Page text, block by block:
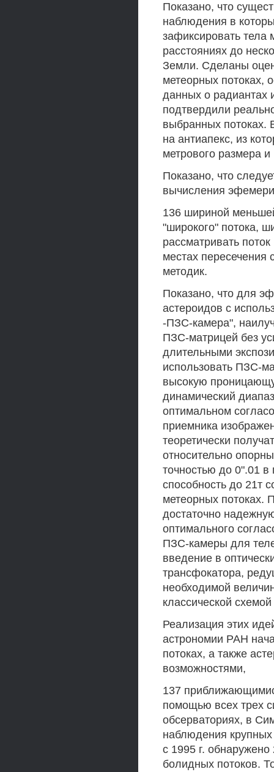
Показано, что
наблюдения в
зафиксировать тела
расстояниях до
Земли. Сделаны
метеорных потоках,
данных о радиантах
подтвердили
выбранных потоках.
на антиапекс, из
метрового размера
Показано, что
вычисления
136 шириной
"широкого" потока,
рассматривать
местах пересечения
методик.
Показано, что для
астероидов с
-ПЗС-камера",
ПЗС-матрицей без
длительными
использовать ПЗС-
высокую
динамический
оптимальном
приемника
теоретически
относительно
точностью до 0".01
способность до 21т
метеорных потоках.
достаточно
оптимального
ПЗС-камеры для
введение в
трансфокатора,
необходимой
классической
Реализация этих
астрономии РАН
потоках, а также
возможностями,
137
помощью всех трех
обсерваториях, в
наблюдения
с 1995 г.
болидных потоков.